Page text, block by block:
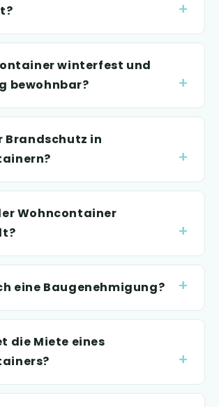
winterfest und
bewohnbar?
Brandschutz in
Wohncontainer
eine Baugenehmigung?
die Miete eines